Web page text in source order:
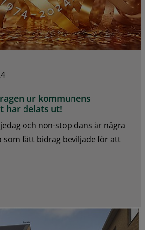
ur kommunens
har delats ut!
och non-stop dans är några
som fått bidrag beviljade för att